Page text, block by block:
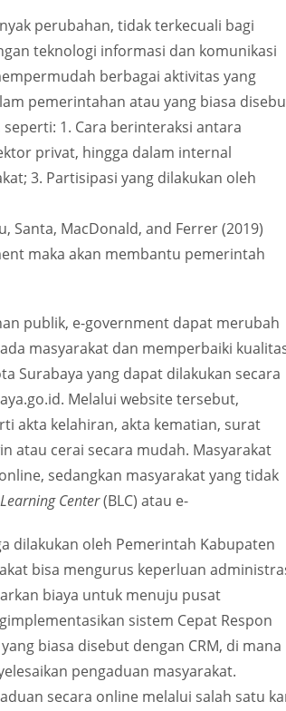
perubahan, tidak terkecuali bagi
teknologi informasi dan komunikasi
berbagai aktivitas yang
pemerintahan atau yang biasa
1. Cara berinteraksi antara
privat, hingga dalam internal
3. Partisipasi yang dilakukan oleh
Santa, MacDonald, and Ferrer (2019)
maka akan membantu pemerintah
publik, e-government dapat merubah
masyarakat dan memperbaiki
Surabaya yang dapat dilakukan secara
Melalui website tersebut,
akta kelahiran, akta kematian, surat
atau cerai secara mudah. Masyarakat
sedangkan masyarakat yang tidak
Center(BLC) atau e-
dilakukan oleh Pemerintah Kabupaten
bisa mengurus keperluan
biaya untuk menuju pusat
sistem Cepat Respon
biasa disebut dengan CRM, di mana
pengaduan masyarakat.
secara online melalui salah satu